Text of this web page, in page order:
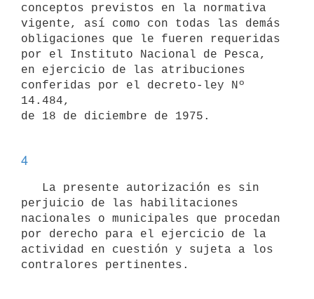
conceptos previstos en la normativa
vigente, así como con todas las demás
obligaciones que le fueren requeridas
por el Instituto Nacional de Pesca,
en ejercicio de las atribuciones
conferidas por el decreto-ley Nº
14.484,
de 18 de diciembre de 1975.
4
perjuicio de las habilitaciones
nacionales o municipales que procedan
por derecho para el ejercicio de la
actividad en cuestión y sujeta a los
contralores pertinentes.